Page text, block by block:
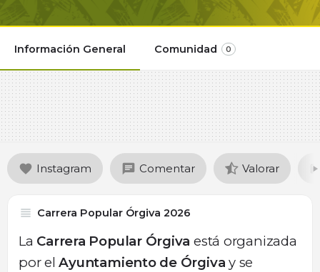
Información General Comunidad 0
Instagram Comentar Valorar
Carrera Popular Órgiva 2026
La Carrera Popular Órgiva está organizada
por elAyuntamiento de Órgiva y se